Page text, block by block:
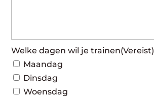
Welke dagen wil je trainen(Vereist)
Maandag
Dinsdag
Woensdag